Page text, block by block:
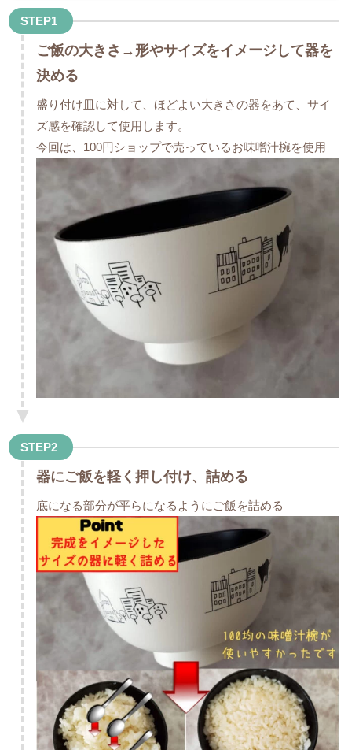
STEP1
ご飯の大きさ→形やサイズをイメージして器を
決める
盛り付け皿に対して、ほどよい大きさの器をあて、サイ
ズ感を確認して使用します。
今回は、100円ショップで売っているお味噌汁椀を使用
STEP2
器にご飯を軽く押し付け、詰める
底になる部分が平らになるようにご飯を詰める